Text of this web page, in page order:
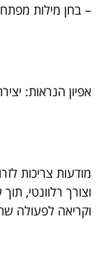
– בחן מילות
אפיון הנראות:
מודעות צריכות
וצורך רלוונטי,
וקריאה לפעולה